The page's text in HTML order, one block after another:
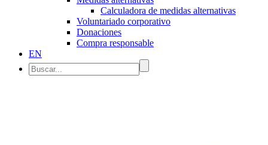
Calculadora de medidas alternativas
Voluntariado corporativo
Donaciones
Compra responsable
EN